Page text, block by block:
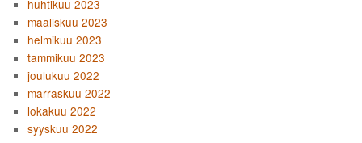
huhtikuu 2023
maaliskuu 2023
helmikuu 2023
tammikuu 2023
joulukuu 2022
marraskuu 2022
lokakuu 2022
syyskuu 2022